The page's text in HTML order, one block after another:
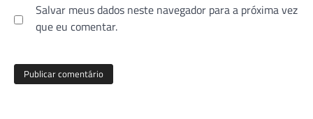
Salvar meus dados neste navegador para a próxima vez
que eu comentar.